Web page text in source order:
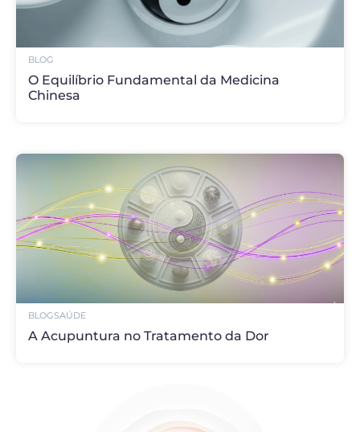
BLOG
O Equilíbrio Fundamental da Medicina
Chinesa
BLOGSAÚDE
A Acupuntura no Tratamento da Dor